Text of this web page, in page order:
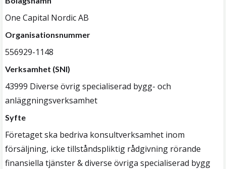
One Capital Nordic AB
Organisationsnummer
556929-1148
Verksamhet (SNI)
43999 Diverse övrig specialiserad bygg- och
anläggningsverksamhet
Syfte
Företaget ska bedriva konsultverksamhet inom
försäljning, icke tillståndspliktig rådgivning rörande
finansiella tjänster & diverse övriga specialiserad bygg